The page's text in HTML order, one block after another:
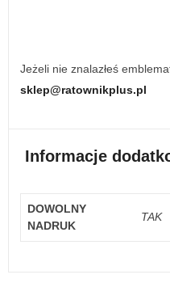
Jeżeli nie znalazłeś
sklep@ratownikplus.pl
Informacje
DOWOLNY
NADRUK
TAK